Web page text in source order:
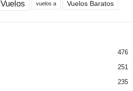
Vuelos vuelos a Vuelos Baratos
476
251
235